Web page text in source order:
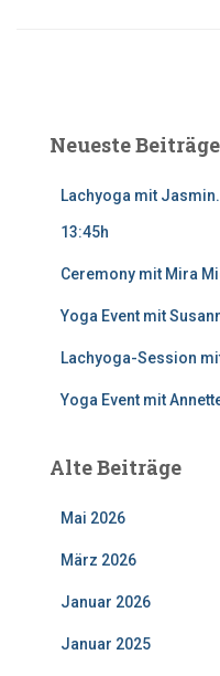
Neueste Beiträge
Lachyoga mit
13:45h
Ceremony mit Mira
Yoga Event mit
Lachyoga-Session
Yoga Event mit
Alte Beiträge
Mai 2026
März 2026
Januar 2026
Januar 2025